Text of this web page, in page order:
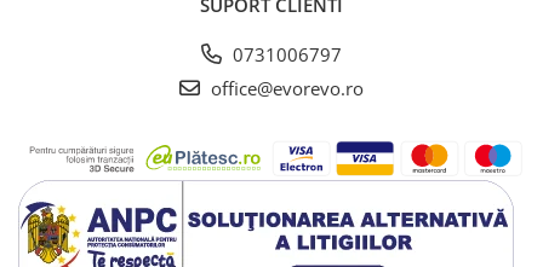
Glucometre
Ingrijire personala
Perne si paturi electrice
Perne ortopedice
SUPORT CLIENTI
0731006797
office@evorevo.ro